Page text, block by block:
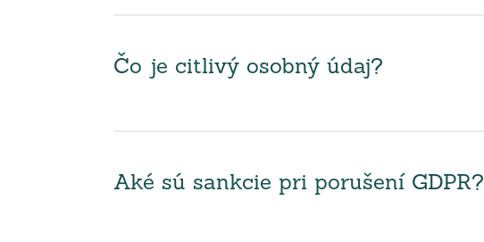
Čo je citlivý osobný údaj?
Aké sú sankcie pri porušení GDPR?